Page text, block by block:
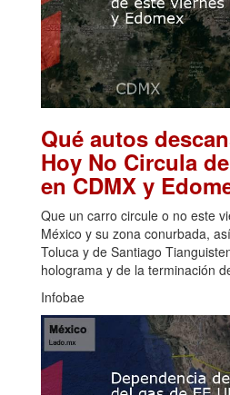
Qué autos
Hoy No Circula
en CDMX y
Que un carro circule o no este
México y su zona conurbada,
Toluca y de Santiago
holograma y de la terminación
Infobae